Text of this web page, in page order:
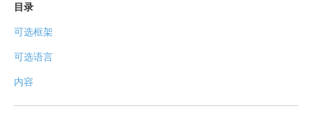
目录
可选框架
可选语言
内容